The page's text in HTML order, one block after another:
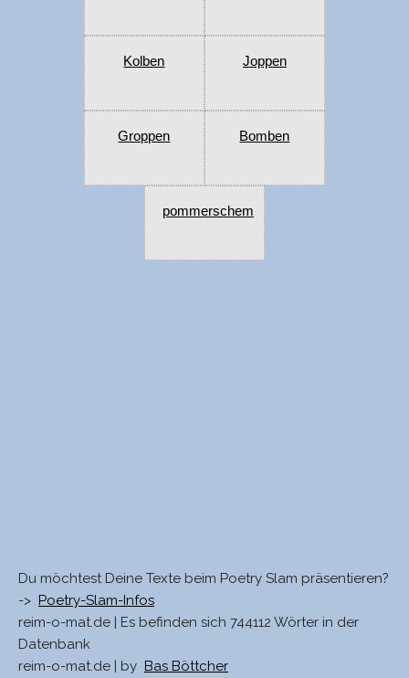
Kolben Joppen
Groppen Bomben
pommerschem
Du möchtest Deine Texte beim Poetry Slam präsentieren?
-> Poetry-Slam-Infos
reim-o-mat.de | Es befinden sich 744112 Wörter in der
Datenbank
reim-o-mat.de | by Bas Böttcher